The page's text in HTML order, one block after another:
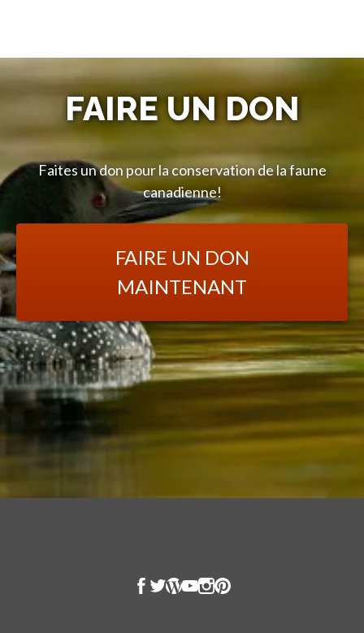
FAIRE UN DON
Faites un don pour la conservation de la faune
canadienne!
FAIRE UN DON
MAINTENANT